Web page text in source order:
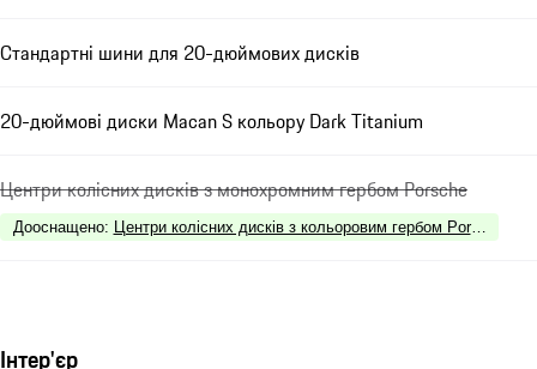
Стандартні шини для 20-дюймових дисків
20-дюймові диски Macan S кольору Dark Titanium
Центри колісних дисків з монохромним гербом Porsche
Дооснащено: Центри колісних дисків з кольоровим гербом Porsche
Інтер'єр